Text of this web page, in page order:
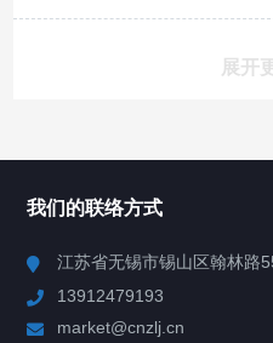
展开
Chiller高精度制冷循环器
我们的联络方式
江苏省无锡市锡山区翰林路
13912479193
market@cnzlj.cn